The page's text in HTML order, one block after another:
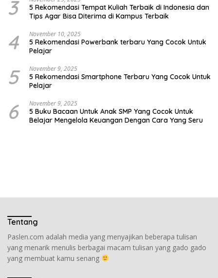
3
5 Rekomendasi Tempat Kuliah Terbaik di Indonesia dan
Tips Agar Bisa Diterima di Kampus Terbaik
4 November 10, 2025
5 Rekomendasi Powerbank terbaru Yang Cocok Untuk
Pelajar
5 November 9, 2025
5 Rekomendasi Smartphone Terbaru Yang Cocok Untuk
Pelajar
6 November 9, 2025
5 Buku Bacaan Untuk Anak SMP Yang Cocok Untuk
Belajar Mengelola Keuangan Dengan Cara Yang Seru
Tentang
Paslen.com adalah media yang menyajikan beberapa tulisan
yang menarik menulis berbagai macam tulisan yang gado gado
yang membuat kamu senang